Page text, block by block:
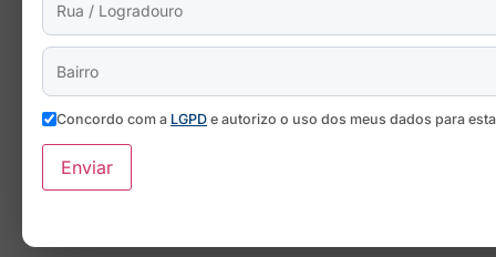
Concordo com a LGPD e autorizo o uso dos meus dados para
Enviar